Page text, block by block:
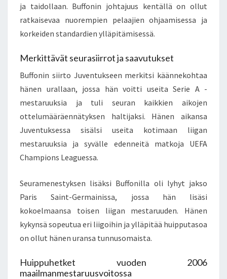
ja taidollaan. Buffonin johtajuus kentällä on ollut
ratkaisevaa nuorempien pelaajien ohjaamisessa ja
korkeiden standardien ylläpitämisessä.
Merkittävät seurasiirrot ja saavutukset
Buffonin siirto Juventukseen merkitsi käännekohtaa
hänen urallaan, jossa hän voitti useita Serie A -
mestaruuksia ja tuli seuran kaikkien aikojen
ottelumääräennätyksen haltijaksi. Hänen aikansa
Juventuksessa sisälsi useita kotimaan liigan
mestaruuksia ja syvälle edenneitä matkoja UEFA
Champions Leaguessa.
Seuramenestyksen lisäksi Buffonilla oli lyhyt jakso
Paris Saint-Germainissa, jossa hän lisäsi
kokoelmaansa toisen liigan mestaruuden. Hänen
kykynsä sopeutua eri liigoihin ja ylläpitää huipputasoa
on ollut hänen uransa tunnusomaista.
Huippuhetket vuoden 2006
maailmanmestaruusvoitossa